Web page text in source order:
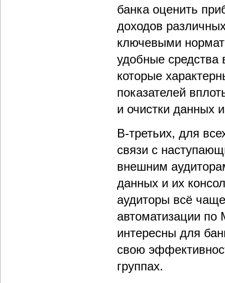
банка оценить
доходов
ключевыми
удобные средства
которые
показателей
и очистки данных
В-третьих, для
связи с
внешним
данных и их
аудиторы всё
автоматизации
интересны для
свою
группах.